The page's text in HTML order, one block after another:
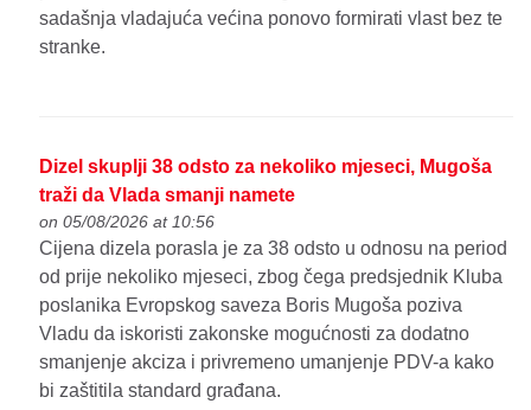
sadašnja vladajuća većina ponovo formirati vlast bez te
stranke.
Dizel skuplji 38 odsto za nekoliko mjeseci, Mugoša
traži da Vlada smanji namete
on 05/08/2026 at 10:56
Cijena dizela porasla je za 38 odsto u odnosu na period
od prije nekoliko mjeseci, zbog čega predsjednik Kluba
poslanika Evropskog saveza Boris Mugoša poziva
Vladu da iskoristi zakonske mogućnosti za dodatno
smanjenje akciza i privremeno umanjenje PDV-a kako
bi zaštitila standard građana.